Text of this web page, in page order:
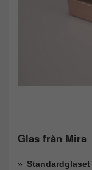
Glas från Mira
Standardglaset